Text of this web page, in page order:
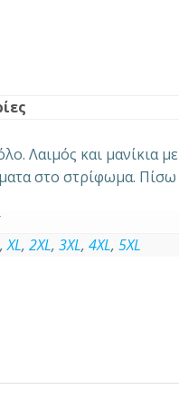
Λαιμός και μανίκια
στο στρίφωμα.
,XL, 2XL, 3XL, 4XL, 5XL